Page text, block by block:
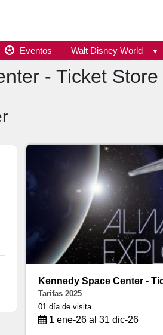
Eventos Walt Disney World
- Ticket Store
Kennedy Space Center -
Tarifas 2025
01 día de visita.
1 ene-26 al 31 dic-26